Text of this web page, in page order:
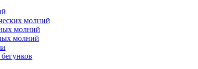
молний
молний
молний